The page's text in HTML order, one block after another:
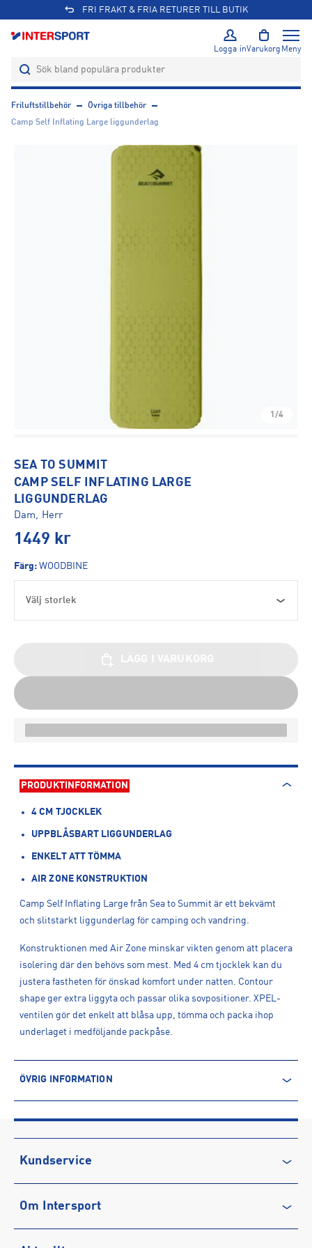
FRI FRAKT & FRIA RETURER TILL BUTIK
Logga inVarukorg Meny
Friluftstillbehör
Övriga tillbehör
Camp Self Inflating Large liggunderlag
1/4
SEA TO SUMMIT
CAMP SELF INFLATING LARGE
LIGGUNDERLAG
Dam, Herr
1449 kr
Färg: WOODBINE
Välj storlek
PRODUKTINFORMATION
4 CM TJOCKLEK
UPPBLÅSBART LIGGUNDERLAG
ENKELT ATT TÖMMA
AIR ZONE KONSTRUKTION
Camp Self Inflating Large från Sea to Summit är ett bekvämt
och slitstarkt liggunderlag för camping och vandring.
Konstruktionen med Air Zone minskar vikten genom att placera
isolering där den behövs som mest. Med 4 cm tjocklek kan du
justera fastheten för önskad komfort under natten. Contour
shape ger extra liggyta och passar olika sovpositioner. XPEL-
ventilen gör det enkelt att blåsa upp, tömma och packa ihop
underlaget i medföljande packpåse.
ÖVRIG INFORMATION
Produktnummer: 1621882
Leverantörens produktnummer: 006508
Artikelnummer: 162188201-Woodbine
Tillverkaradress
Kontakt tillverkare: https://seatosummit.eu/
Kundservice
Vanliga frågor & svar
Om Intersport